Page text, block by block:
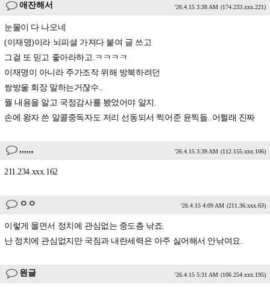
애잔해서 '26.4.15 3:38 AM (174.233.xxx.221)
눈물이 다 나오네
(이재명)이라 뇌피셜 가져다 붙여 글 쓰고
그걸 또 믿고 좋아라하고.ㅋㅋㅋㅋ
이재명이 아니라 주가조작 위해 방북하려던
쌍방울 회장 말하는거쟎수..
뭘 내용을 알고 국정감사를 봤었어야 알지.
손에 왕자 쓴 알콜중독자도 저리 선동되서 찍어준 윤찍들..어쩔래 진짜
,,,,,, '26.4.15 3:39 AM (112.155.xxx.106)
211.234.xxx.162
ㅇㅇ '26.4.15 4:09 AM (211.36.xxx.63)
이렇게 몰면서 정치에 관심없는 중도층 낚죠.
난 정치에 관심없지만 국짐과 내란세력은 아주 싫어해서 안낚여요.
원글 '26.4.15 5:31 AM (106.254.xxx.195)